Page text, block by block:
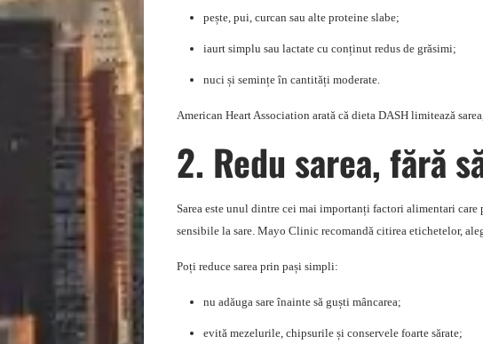
pește, pui, curcan sau alte proteine slabe;
iaurt simplu sau lactate cu conținut redus de grăsimi;
nuci și semințe în cantități moderate.
American Heart Association arată că dieta DASH limitează
2. Redu sarea, fără
Sarea este unul dintre cei mai importanți factori alimentari
sensibile la sare. Mayo Clinic recomandă citirea etichetelor,
Poți reduce sarea prin pași simpli:
nu adăuga sare înainte să guști mâncarea;
evită mezelurile, chipsurile și conservele foarte sărate;